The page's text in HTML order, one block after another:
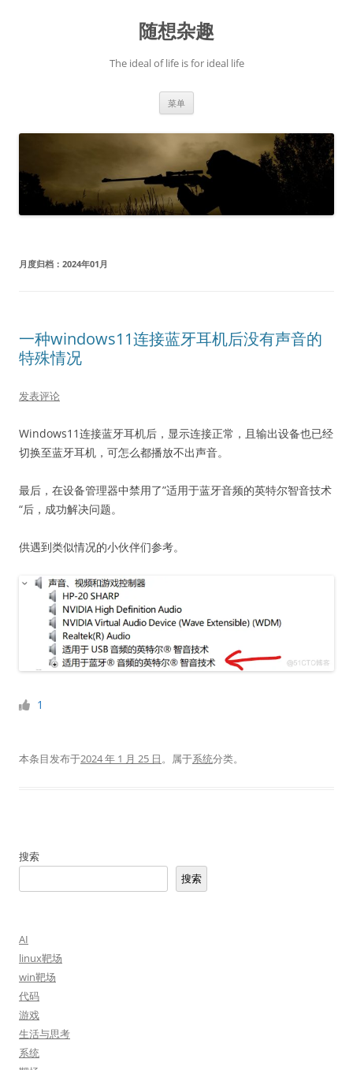
随想杂趣
The ideal of life is for ideal life
菜单
月度归档： 2024年01月
一种windows11连接蓝牙耳机后没有声音的
特殊情况
发表评论
Windows11连接蓝牙耳机后，显示连接正常，且输出设备也已经
切换至蓝牙耳机，可怎么都播放不出声音。
最后，在设备管理器中禁用了”适用于蓝牙音频的英特尔智音技术
“后，成功解决问题。
供遇到类似情况的小伙伴们参考。
1
本条目发布于2024 年 1 月 25 日。属于系统分类。
搜索
搜索
AI
linux靶场
win靶场
代码
游戏
生活与思考
系统